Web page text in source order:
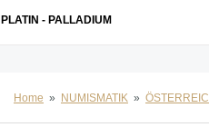
PLATIN - PALLADIUM
Home » NUMISMATIK »